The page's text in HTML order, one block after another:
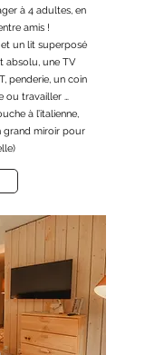
à 4 adultes, en
amis !
un lit superposé
absolu, une TV
penderie, un coin
ou travailler …
à l’italienne,
grand miroir pour